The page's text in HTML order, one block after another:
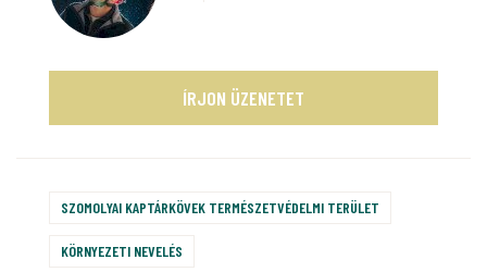
ÍRJON ÜZENETET
SZOMOLYAI KAPTÁRKÖVEK TERMÉSZETVÉDELMI TERÜLET
KÖRNYEZETI NEVELÉS